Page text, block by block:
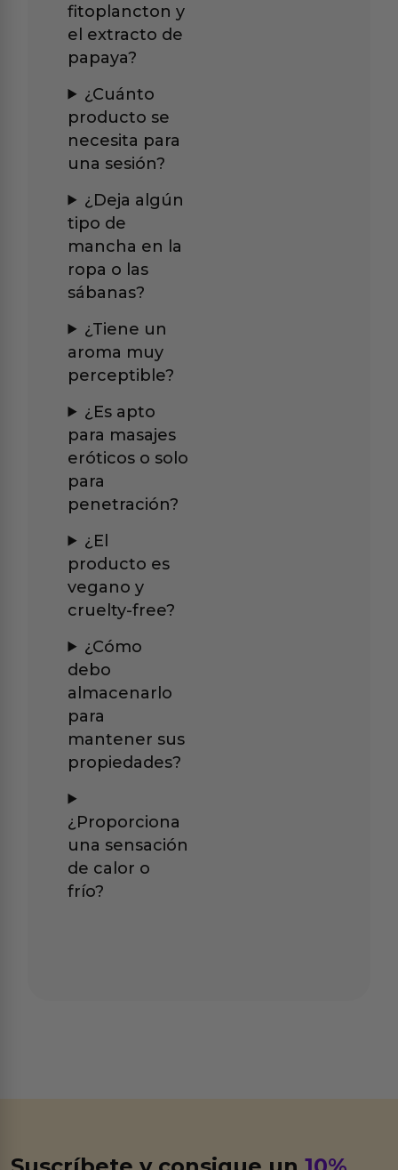
fitoplancton y
el extracto de
papaya?
¿Cuánto
producto se
necesita para
una sesión?
¿Deja algún
tipo de
mancha en la
ropa o las
sábanas?
¿Tiene un
aroma muy
perceptible?
¿Es apto
para masajes
eróticos o solo
para
penetración?
¿El
producto es
vegano y
cruelty-free?
¿Cómo
debo
almacenarlo
para
mantener sus
propiedades?
¿Proporciona
una sensación
de calor o
frío?